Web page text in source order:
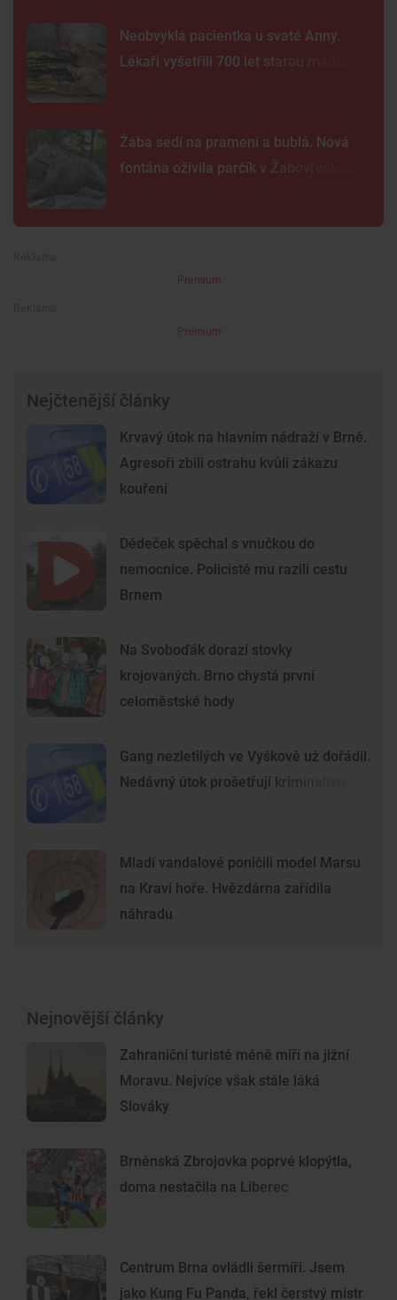
Neobvyklá pacientka u svaté Anny.
Lékaři vyšetřili 700 let starou madonu
Žába sedí na prameni a bublá. Nová
fontána oživila parčík v Žabovřeskách
Premium
Premium
Nejčtenější články
Krvavý útok na hlavním nádraží v Brně.
Agresoři zbili ostrahu kvůli zákazu
kouření
Dědeček spěchal s vnučkou do
nemocnice. Policisté mu razili cestu
Brnem
Na Svoboďák dorazí stovky
krojovaných. Brno chystá první
celoměstské hody
Gang nezletilých ve Vyškově už dořádil.
Nedávný útok prošetřují kriminalisté
Mladí vandalové poničili model Marsu
na Kraví hoře. Hvězdárna zařídila
náhradu
Nejnovější články
Zahraniční turisté méně míří na jižní
Moravu. Nejvíce však stále láká
Slováky
Brněnská Zbrojovka poprvé klopýtla,
doma nestačila na Liberec
Centrum Brna ovládli šermíři. Jsem
jako Kung Fu Panda, řekl čerstvý mistr